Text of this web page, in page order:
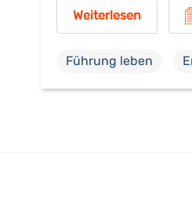
Weiterlesen
Führung leben